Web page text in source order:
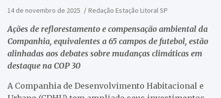
14 de novembro de 2025 Redação Estação Litoral SP
Ações de reflorestamento e compensação ambiental da
Companhia, equivalentes a 65 campos de futebol, estão
alinhadas aos debates sobre mudanças climáticas em
destaque na COP 30
A Companhia de Desenvolvimento Habitacional e